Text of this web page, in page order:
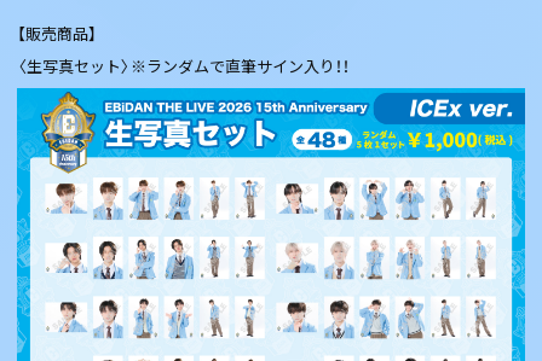
【販売商品】
〈生写真セット〉※ランダムで直筆サイン入り！！